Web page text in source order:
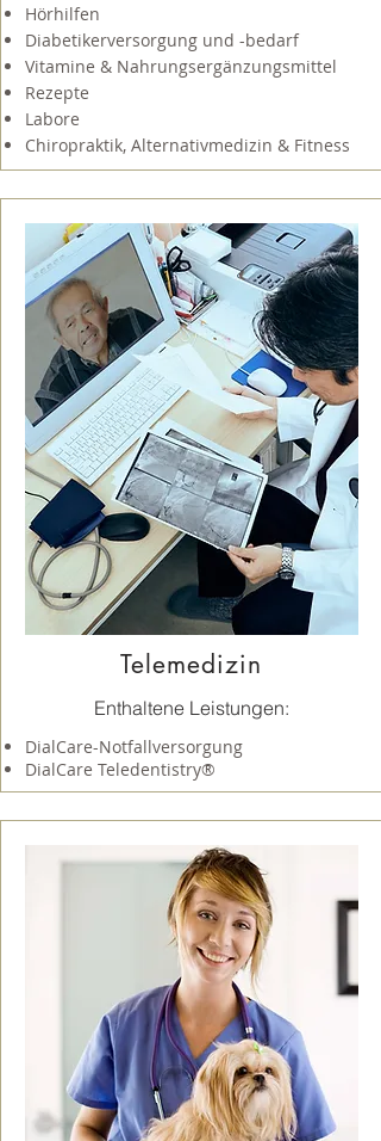
Hörhilfen
Diabetikerversorgung und -bedarf
Vitamine & Nahrungsergänzungsmittel
Rezepte
Labore
Chiropraktik, Alternativmedizin & Fitness
Telemedizin
Enthaltene Leistungen:
DialCare-Notfallversorgung
DialCare Teledentistry®